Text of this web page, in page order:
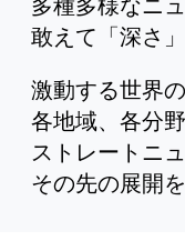
多種多様なニ
敢えて「深さ
激動する世界の
各地域、各分
ストレートニ
その先の展開